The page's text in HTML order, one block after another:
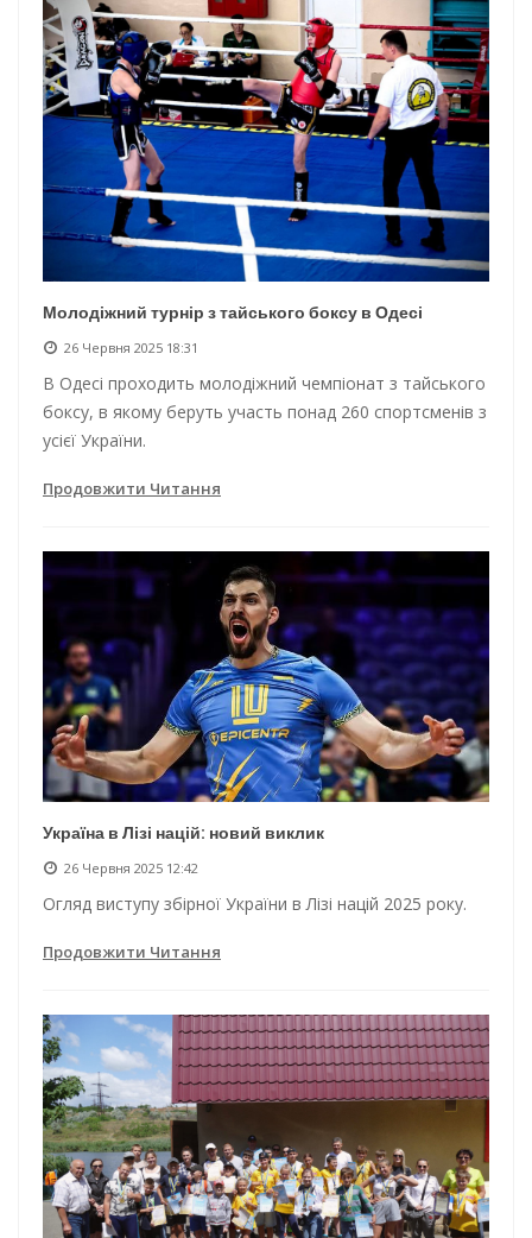
Молодіжний турнір з тайського боксу в Одесі
26 Червня 2025 18:31
В Одесі проходить молодіжний чемпіонат з тайського
боксу, в якому беруть участь понад 260 спортсменів з
усієї України.
Продовжити Читання
Україна в Лізі націй: новий виклик
26 Червня 2025 12:42
Огляд виступу збірної України в Лізі націй 2025 року.
Продовжити Читання